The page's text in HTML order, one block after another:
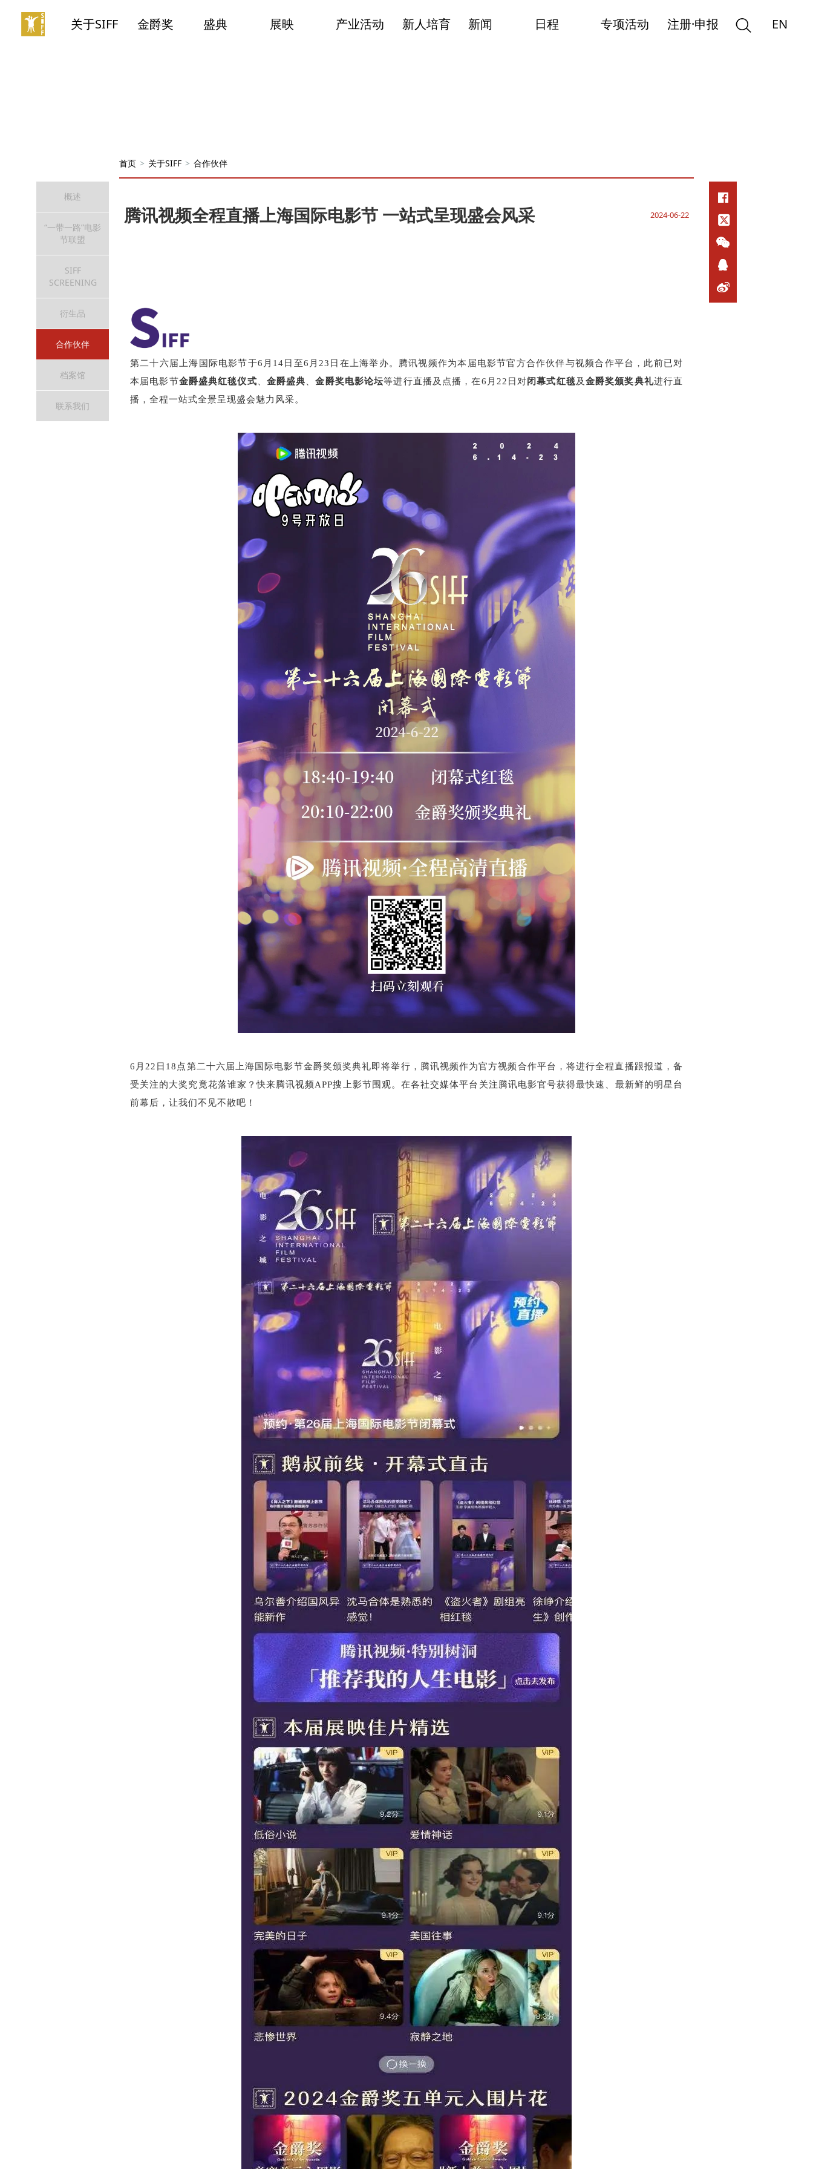
关于SIFF 金爵奖 盛典 展映 产业活动 新人培育 新闻 日程 专项活动 注册·申报 EN
概述
“一带一路”电影
节联盟
SIFF
SCREENING
衍生品
合作伙伴
档案馆
联系我们
首页 > 关于SIFF > 合作伙伴
2024-06-22
腾讯视频全程直播上海国际电影节 一站式呈现盛会风采
第二十六届上海国际电影节于6月14日至6月23日在上海举办。腾讯视频作为本届电影节官方合作伙伴与视频合作平台，此前已对
本届电影节金爵盛典红毯仪式 金爵盛典 、金爵奖电影论坛等进行直播及点播，在6月22日对闭幕式红毯及 金爵奖颁奖典礼进行直
播，全程一站式全景呈现盛会魅力风采。
6月22日18点第二十六届上海国际电影节金爵奖颁奖典礼即将举行，腾讯视频作为官方视频合作平台，将进行全程直播跟报道，备
受关注的大奖究竟花落谁家？快来腾讯视频APP搜上影节围观。在各社交媒体平台关注腾讯电影官号获得最快速、最新鲜的明星台
前幕后，让我们不见不散吧！